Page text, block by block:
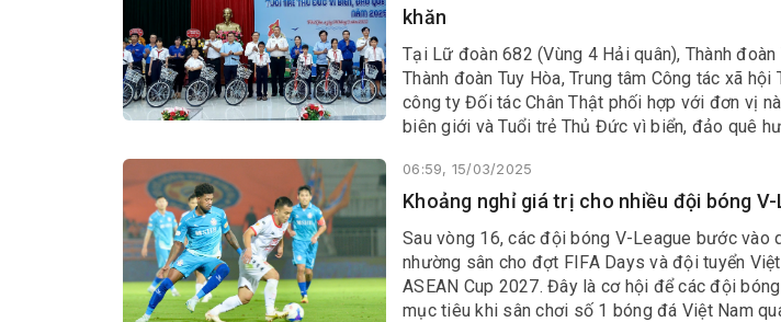
khăn
Tại Lữ đoàn 682 (Vùng 4 Hải quân), Thành
Thành đoàn Tuy Hòa, Trung tâm Công tác xã hội
công ty Đối tác Chân Thật phối hợp với đơn vị
biên giới và Tuổi trẻ Thủ Đức vì biển, đảo quê
06:59, 15/03/2025
Khoảng nghỉ giá trị cho nhiều đội bóng
Sau vòng 16, các đội bóng V-League bước vào
nhường sân cho đợt FIFA Days và đội tuyển
ASEAN Cup 2027. Đây là cơ hội để các đội
mục tiêu khi sân chơi số 1 bóng đá Việt Nam